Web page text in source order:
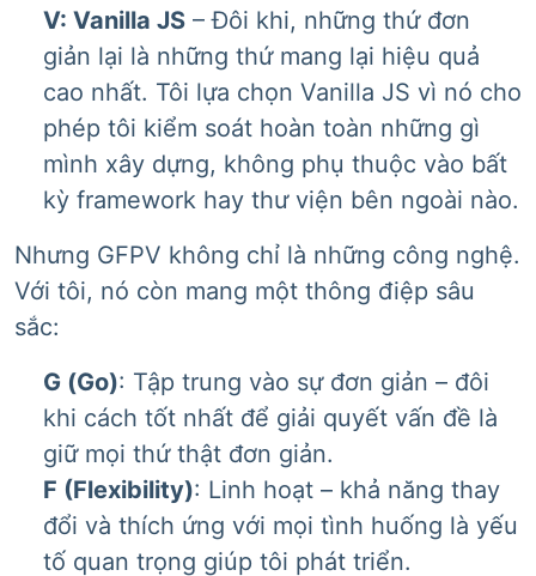
V: Vanilla JS – Đôi khi, những thứ đơn
giản lại là những thứ mang lại hiệu quả
cao nhất. Tôi lựa chọn Vanilla JS vì nó cho
phép tôi kiểm soát hoàn toàn những gì
mình xây dựng, không phụ thuộc vào bất
kỳ framework hay thư viện bên ngoài nào.
Nhưng GFPV không chỉ là những công nghệ.
Với tôi, nó còn mang một thông điệp sâu
sắc:
G (Go): Tập trung vào sự đơn giản – đôi
khi cách tốt nhất để giải quyết vấn đề là
giữ mọi thứ thật đơn giản.
F (Flexibility): Linh hoạt – khả năng thay
đổi và thích ứng với mọi tình huống là yếu
tố quan trọng giúp tôi phát triển.